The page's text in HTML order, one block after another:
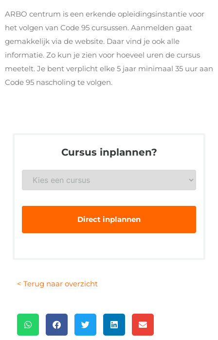
ARBO centrum is een erkende opleidingsinstantie voor
het volgen van Code 95 cursussen. Aanmelden gaat
gemakkelijk via de website. Daar vind je ook alle
informatie. Zo kun je zien voor hoeveel uren de cursus
meetelt. Je bent verplicht elke 5 jaar minimaal 35 uur aan
Code 95 nascholing te volgen.
Cursus inplannen?
veiligheidsopleiding
< Terug naar overzicht